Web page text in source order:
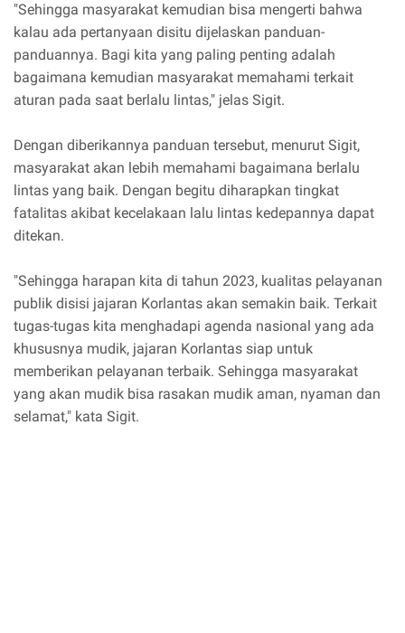
"Sehingga masyarakat kemudian bisa mengerti bahwa
kalau ada pertanyaan disitu dijelaskan panduan-
panduannya. Bagi kita yang paling penting adalah
bagaimana kemudian masyarakat memahami terkait
aturan pada saat berlalu lintas," jelas Sigit.
Dengan diberikannya panduan tersebut, menurut Sigit,
masyarakat akan lebih memahami bagaimana berlalu
lintas yang baik. Dengan begitu diharapkan tingkat
fatalitas akibat kecelakaan lalu lintas kedepannya dapat
ditekan.
"Sehingga harapan kita di tahun 2023, kualitas pelayanan
publik disisi jajaran Korlantas akan semakin baik. Terkait
tugas-tugas kita menghadapi agenda nasional yang ada
khususnya mudik, jajaran Korlantas siap untuk
memberikan pelayanan terbaik. Sehingga masyarakat
yang akan mudik bisa rasakan mudik aman, nyaman dan
selamat," kata Sigit.